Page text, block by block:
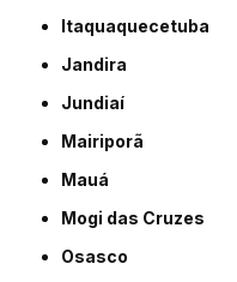
Itaquaquecetuba
Jandira
Jundiaí
Mairiporã
Mauá
Mogi das Cruzes
Osasco